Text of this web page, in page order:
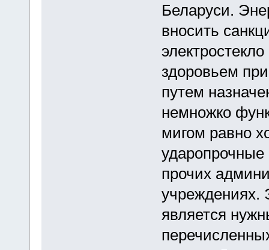
Беларуси.
вносить
здоровьем
путем
немножко
мигом равно
ударопрочные
прочих
учреждениях.
является